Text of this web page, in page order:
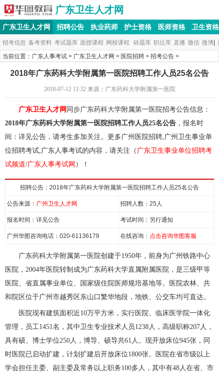
广东卫生人才网
广东卫生人才网 招聘公告 执业药师 护士资格 医师资格 卫生资格
招考信息 备考资料 考试题库 面授课程 网校课程 砖题库 职位库 直播 微信 微博
当前位置： 广东人事考试 > 广东卫生人才网 > 医院招聘 >招考公告 >
2018年广东药科大学附属第一医院招聘工作人员25名公告
2018-07-12 11:32 来源： 广东药科大学附属第一医院
广东卫生人才网 同步广东药科大学附属第一医院招考公告信息：
2018年广东药科大学附属第一医院招聘工作人员25名公告 ，报名时
间：详见公告，请考生多加关注。更多广州医院招聘,广州卫生事业单
位招聘考试,广东人事考试的内容，请关注（ 广东卫生事业单位招聘考
试频道/广东人事考试网 ）！
招聘公告：2018年广东药科大学附属第一医院招聘工作人员25名公告
公告来源： 广州卫生人才网 招聘人数：25人
报名时间：详见公告 考试时间：另行通知
广州华图咨询电话：020-61136179 在线咨询： 点击咨询华图客服
广东药科大学附属第一医院创建于1950年，前身为广州铁路中心
医院，2004年医院转制成为广东药科大学直属附属医院，是三级甲等
医院、省直属事业单位、国家级住院医师规培基地等。医院农林、共
和院区位于广州市越秀区东山口繁华地段，地铁、公交车均可直达。
医院现有建筑面积近10万平方米，实行医院、临床医学院一体化
管理，员工1451名，其中卫生专业技术人员1238人，高级职称207人，
具有硕、博士学位250人，博导、硕导共61人。现开放床位945张，同
时医院已启动扩建，计划扩建后开放床位1800张。医院在省市级以上
学会担任主委、副主委及常务以上职务100多人，其中有48人在省、市